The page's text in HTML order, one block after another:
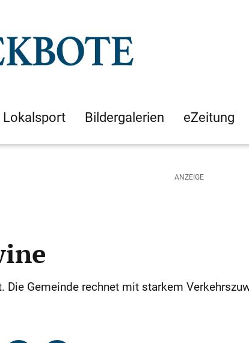
Lokalsport Bildergalerien eZeitung
Gemeinde rechnet mit starkem